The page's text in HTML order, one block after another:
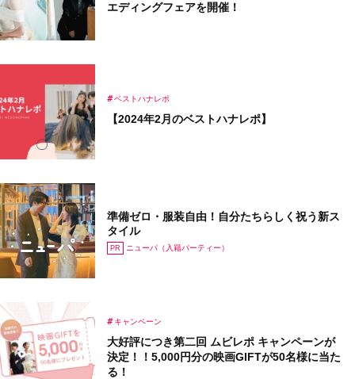
エディングフェアを開催！
【2024年2月のベストハナレポ】
ベストハナレポ
準備ゼロ・服装自由！自分たちらしく祝う新ス
タイル
ニューパ（入籍パーティー）
大好評につき第二回 ムビレポ キャンペーンが
決定！！5,000円分の映画GIFTが50名様に当た
る！
キャンペーン